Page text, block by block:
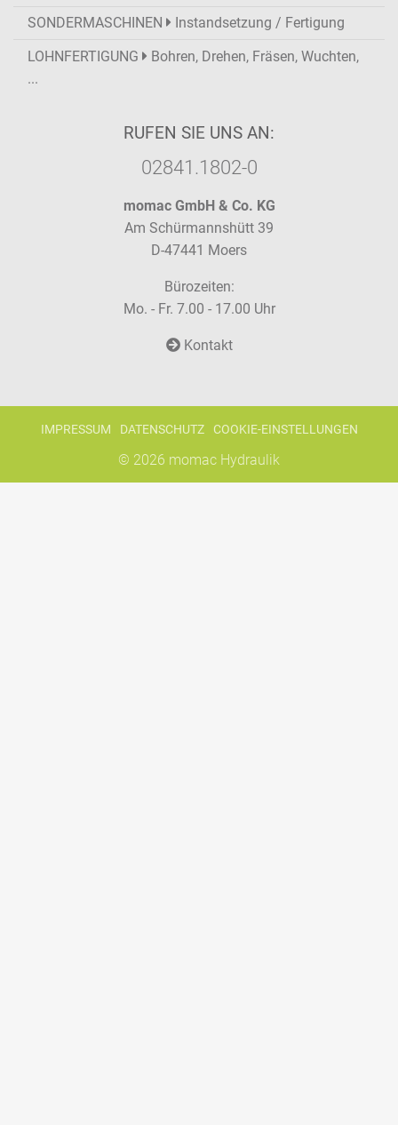
SONDERMASCHINEN
Instandsetzung / Fertigung
LOHNFERTIGUNG
Bohren, Drehen, Fräsen, Wuchten,
...
RUFEN SIE UNS AN:
02841.1802-0
momac GmbH & Co. KG
Am Schürmannshütt 39
D-47441 Moers
Bürozeiten:
Mo. - Fr. 7.00 - 17.00 Uhr
Kontakt
IMPRESSUM DATENSCHUTZ COOKIE-EINSTELLUNGEN
© 2026 momac Hydraulik